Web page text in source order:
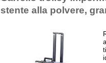
sten­te al­la pol­ve­re,